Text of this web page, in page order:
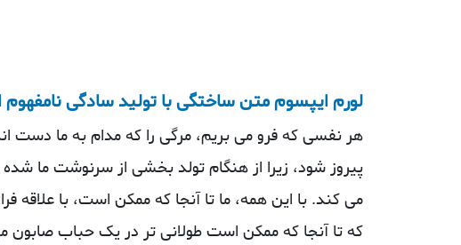
لورم ایپسوم متن ساختگی با تولید سادگی
هر نفسی که فرو می‌ بریم، مرگی را که مدام به ما
پیروز شود، زیرا از هنگام تولد بخشی از سرنوشت ما
می کند. با این همه، ما تا آنجا که ممکن است، با علاقه
که تا آنجا که ممکن است طولانی‌ تر در یک حباب صابون